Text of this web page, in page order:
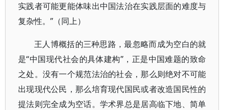
实践者可能更能体味出中国法治在实践层面的难度与
复杂性。”（同上）
王人博概括的三种思路，最忽略而成为空白的就
是“中国现代社会的具体建构”，正是中国难题的致命
之处。没有一个规范法治的社会，那么则绝对不可能
出现现代公民，那么培育现代国民或者改造国民性的
提法则完全成为空话。学术界总是居高临下地、简单